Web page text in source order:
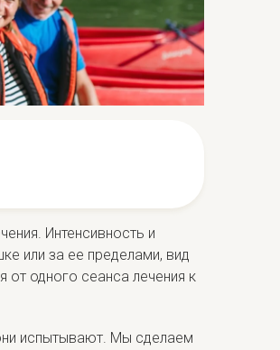
Интенсивность и
или за ее пределами, вид
одного сеанса лечения к
испытывают. Мы сделаем